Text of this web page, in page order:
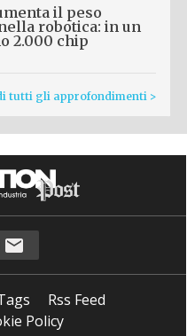
il peso
robotica: in un
2.000 chip
tutti gli approfondimenti >
Rss Feed
Policy